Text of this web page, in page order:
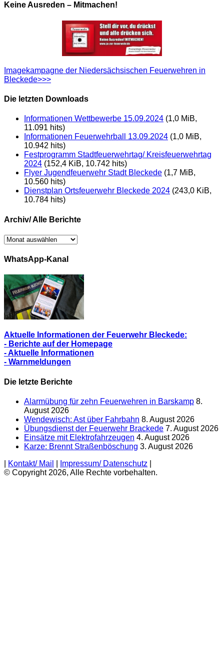
Keine Ausreden – Mitmachen!
Imagekampagne der Niedersächsischen Feuerwehren in
Bleckede>>>
Die letzten Downloads
Informationen Wettbewerbe 15.09.2024 (1,0 MiB,
11.091 hits)
Informationen Feuerwehrball 13.09.2024 (1,0 MiB,
10.942 hits)
Festprogramm Stadtfeuerwehrtag/ Kreisfeuerwehrtag
2024 (152,4 KiB, 10.742 hits)
Flyer Jugendfeuerwehr Stadt Bleckede (1,7 MiB,
10.560 hits)
Dienstplan Ortsfeuerwehr Bleckede 2024 (243,0 KiB,
10.784 hits)
Archiv/ Alle Berichte
Archiv/
Berichte
WhatsApp-Kanal
Aktuelle Informationen der Feuerwehr Bleckede:
- Berichte auf der Homepage
- Aktuelle Informationen
- Warnmeldungen
Die letzte Berichte
Alarmübung für zehn Feuerwehren in Barskamp 8.
August 2026
Wendewisch: Ast über Fahrbahn 8. August 2026
Übungsdienst der Feuerwehr Brackede 7. August 2026
Einsätze mit Elektrofahrzeugen 4. August 2026
Karze: Brennt Straßenböschung 3. August 2026
Kontakt/ Mail Impressum/ Datenschutz
© Copyright 2026, Alle Rechte vorbehalten.